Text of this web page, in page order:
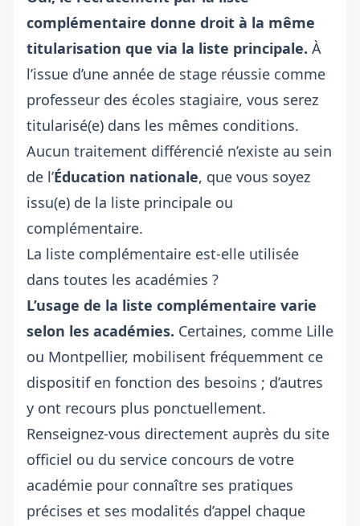
complémentaire donne droit à la même
titularisation que via la liste principale. À
l’issue d’une année de stage réussie comme
professeur des écoles stagiaire, vous serez
titularisé(e) dans les mêmes conditions.
Aucun traitement différencié n’existe au sein
de l’Éducation nationale, que vous soyez
issu(e) de la liste principale ou
complémentaire.
La liste complémentaire est-elle utilisée
dans toutes les académies ?
L’usage de la liste complémentaire varie
selon les académies. Certaines, comme Lille
ou Montpellier, mobilisent fréquemment ce
dispositif en fonction des besoins ; d’autres
y ont recours plus ponctuellement.
Renseignez-vous directement auprès du site
officiel ou du service concours de votre
académie pour connaître ses pratiques
précises et ses modalités d’appel chaque